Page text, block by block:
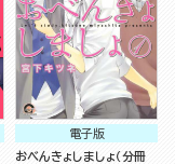
電子版
おべんきょしましょ（分冊